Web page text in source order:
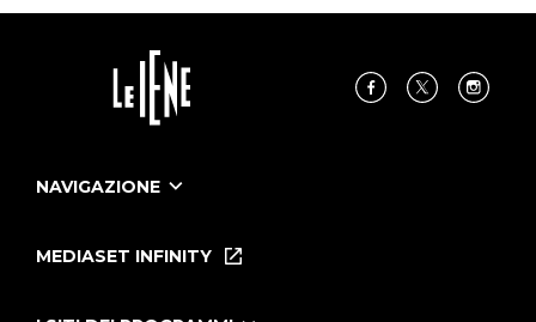
NAVIGAZIONE
Le Iene Presentano Inside
MEDIASET INFINITY